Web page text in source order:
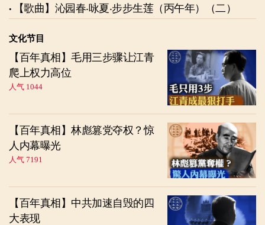
【歌曲】沁园春‧咏夏‧步步生莲（丙午年）（二）
文化节目
【百年真相】毛用三步骤让江青
爬上权力高位
人气 1044
【百年真相】林彪篡党夺权？惊
人内幕曝光
人气 7191
【百年真相】中共加速自毁的四
大表现